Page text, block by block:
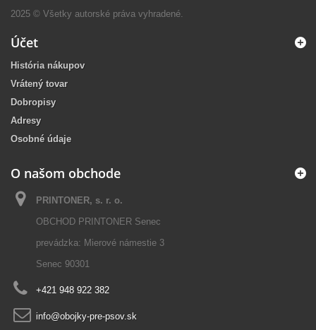
2025 © Všetky autorské práva vyhradené.
Účet
História nákupov
Vrátený tovar
Dobropisy
Adresy
Osobné údaje
O našom obchode
PRINTONER, s. r. o.
OBCHOD PRINTONER Senec
prevádzka: Mierové námestie 3
Senec 90301
+421 948 922 382
info@obojky-pre-psov.sk